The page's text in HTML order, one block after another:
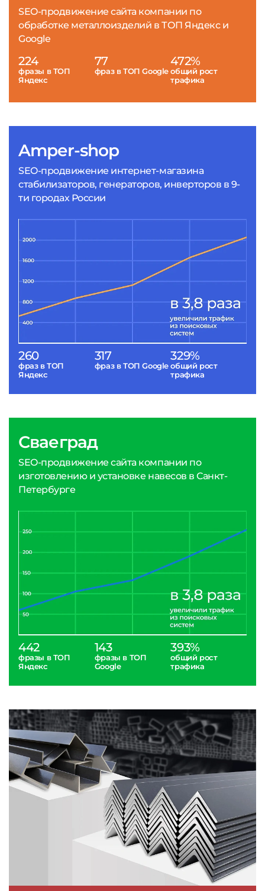
Amper-shop
SEO-продвижение интернет-магазина
стабилизаторов, генераторов, инверторов в 9-
ти городах России
260
фраз в ТОП
Яндекс
317
фраз в ТОП Google
329%
общий рост
трафика
SEO-продвижение сайта компании по
обработке металлоизделий в ТОП Яндекс и
Google
224
фразы в ТОП
Яндекс
77
фраз в ТОП Google
472%
общий рост
трафика
Сваеград
SEO-продвижение сайта компании по
изготовлению и установке навесов в Санкт-
Петербурге
442
фразы в ТОП
Яндекс
143
фразы в ТОП
Google
393%
общий рост
трафика